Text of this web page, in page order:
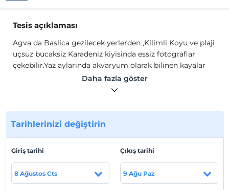
Tesis açıklaması
Agva da Baslica gezilecek yerlerden ,Kilimli Koyu ve plaji
uçsuz bucaksiz Karadeniz kiyisinda essiz fotograflar
çekebilir.Yaz aylarinda akvaryum olarak bilinen kayalar
arasinda yüzebilir.Kumsallarda güneslenebilirsiniz. Bahar
ve yaz aylarinda ,Kilimli Uzun ve Kisa yürüyüs
siniz. Yesil çay deresi kenarinda bulunan asiklar yolunda
yürüyüs yapabilir Defne agaçlarindan defne yapragi
uçsuz bucaksiz Karadeniz kiyisinda essiz fotograflar
çekebilir.Yaz aylarinda akvaryum olarak bilinen kayalar
arasinda yüzebilir.Kumsallarda güneslenebilirsiniz. Bahar
Daha fazla göster
Tarihlerinizi değiştirin
Giriş tarihi
8 Ağustos Cts
Çıkış tarihi
9 Ağu Paz